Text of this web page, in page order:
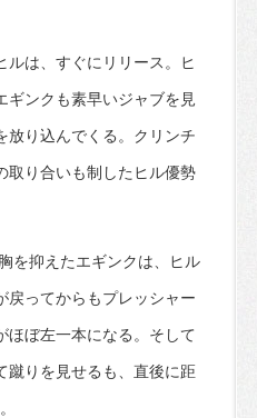
は、すぐにリリース。ヒ
ギンクも素早いジャブを見
放り込んでくる。クリンチ
取り合いも制したヒル優勢
を抑えたエギンクは、ヒル
戻ってからもプレッシャー
ほぼ左一本になる。そして
蹴りを見せるも、直後に距